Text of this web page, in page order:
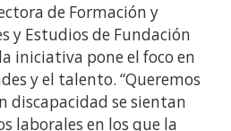
de Formación y
y Estudios de Fundación
iniciativa pone el foco en
y el talento. “Queremos
discapacidad se sientan
laborales en los que la